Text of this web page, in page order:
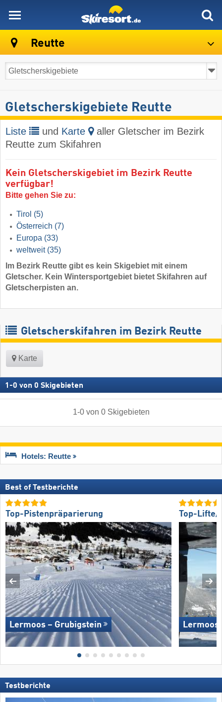
Reutte
Gletscherskigebiete Reutte
Liste und Karte
aller Gletscher im Bezirk
Reutte zum Skifahren
Kein Gletscherskigebiet im Bezirk Reutte
verfügbar!
Bitte gehen Sie zu:
Tirol (5)
Österreich (7)
Europa (33)
weltweit(35)
Im Bezirk Reutte gibt es kein Skigebiet mit einem
Gletscher. Kein Wintersportgebiet bietet Skifahren auf
Gletscherpisten an.
Gletscherskifahren im Bezirk Reutte
Karte
1 -0 von 0 Skigebieten
1-0von 0 Skigebieten
Hotels: Reutte
Best of Testberichte
Top-Pistenpräparierung
Lermoos – Grubigstein
Top-Lifte/
Lermoos
Testberichte